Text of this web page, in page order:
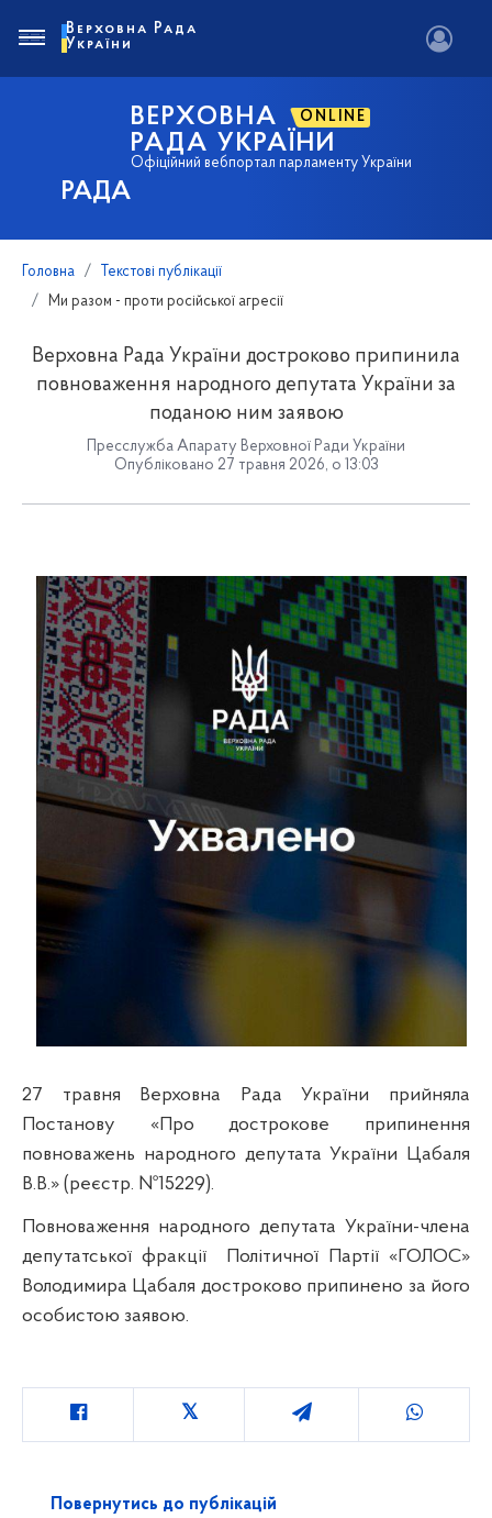
РАДА
ВЕРХОВНА ONLINE
РАДА УКРАЇНИ
Офіційний вебпортал парламенту України
Верховна Рада
України
Головна
Текстові публікації
Ми разом - проти російської агресії
Верховна Рада України достроково припинила
повноваження народного депутата України за
поданою ним заявою
Пресслужба Апарату Верховної Ради України
Опубліковано 27 травня 2026, о 13:03
27 травня Верховна Рада України прийняла
Постанову «Про дострокове припинення
повноважень народного депутата України Цабаля
В.В.» (реєстр. №15229).
Повноваження народного депутата України-члена
депутатської фракції
Політичної Партії «ГОЛОС»
Володимира Цабаля достроково припинено за його
особистою заявою.
Повернутись до публікацій